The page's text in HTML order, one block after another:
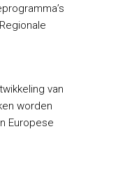
van
worden
Europese